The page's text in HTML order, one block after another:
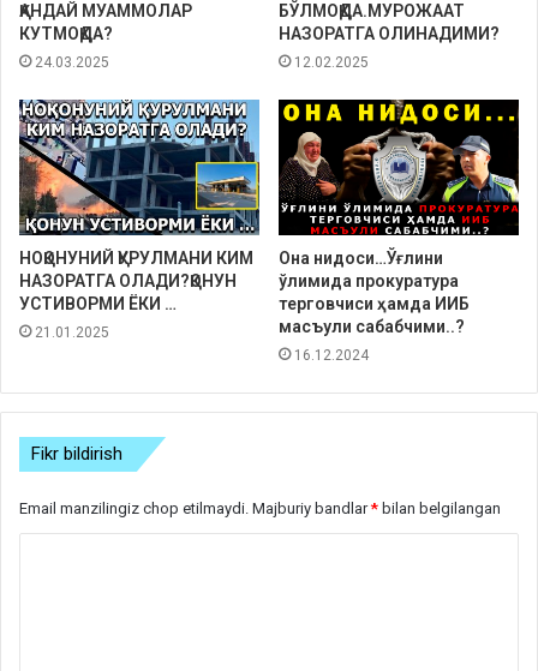
ҚАНДАЙ МУАММОЛАР
КУТМОҚДА?
24.03.2025
БЎЛМОҚДА.МУРОЖААТ
НАЗОРАТГА ОЛИНАДИМИ?
12.02.2025
НОҚОНУНИЙ ҚУРУЛМАНИ КИМ
НАЗОРАТГА ОЛАДИ?ҚОНУН
УСТИВОРМИ ЁКИ …
21.01.2025
Она нидоси…Ўғлини
ўлимида прокуратура
терговчиси ҳамда ИИБ
масъули сабабчими..?
16.12.2024
Fikr bildirish
Email manzilingiz chop etilmaydi. Majburiy bandlar* bilan belgilangan